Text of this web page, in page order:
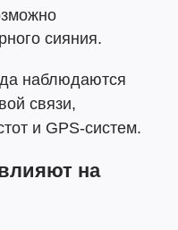
сияния.
наблюдаются
связи,
и GPS-систем.
на